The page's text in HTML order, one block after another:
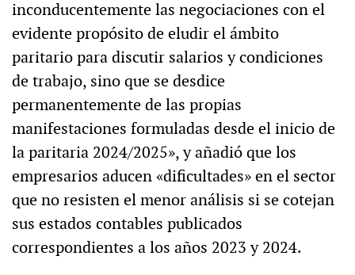
inconducentemente las negociaciones con el
evidente propósito de eludir el ámbito
paritario para discutir salarios y condiciones
de trabajo, sino que se desdice
permanentemente de las propias
manifestaciones formuladas desde el inicio de
la paritaria 2024/2025», y añadió que los
empresarios aducen «dificultades» en el sector
que no resisten el menor análisis si se cotejan
sus estados contables publicados
correspondientes a los años 2023 y 2024.